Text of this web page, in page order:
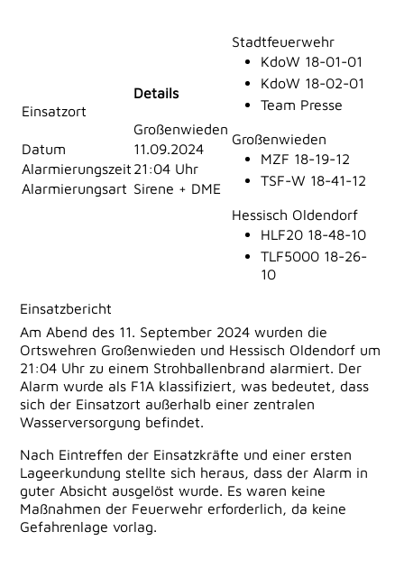
Einsatzort
Details
Großenwieden
Datum
11.09.2024
Alarmierungszeit 21:04 Uhr
Alarmierungsart Sirene + DME
Stadtfeuerwehr
KdoW 18-01-01
KdoW 18-02-01
Team Presse
Großenwieden
MZF 18-19-12
TSF-W 18-41-12
Hessisch Oldendorf
HLF20 18-48-10
TLF5000 18-26-
10
Einsatzbericht
Am Abend des 11. September 2024 wurden die
Ortswehren Großenwieden und Hessisch Oldendorf um
21:04 Uhr zu einem Strohballenbrand alarmiert. Der
Alarm wurde als F1A klassifiziert, was bedeutet, dass
sich der Einsatzort außerhalb einer zentralen
Wasserversorgung befindet.
Nach Eintreffen der Einsatzkräfte und einer ersten
Lageerkundung stellte sich heraus, dass der Alarm in
guter Absicht ausgelöst wurde. Es waren keine
Maßnahmen der Feuerwehr erforderlich, da keine
Gefahrenlage vorlag.